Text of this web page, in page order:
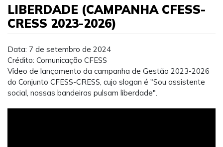
LIBERDADE (CAMPANHA CFESS-
CRESS 2023-2026)
Data: 7 de setembro de 2024
Crédito: Comunicação CFESS
Vídeo de lançamento da campanha de Gestão 2023-2026
do Conjunto CFESS-CRESS, cujo slogan é "Sou assistente
social, nossas bandeiras pulsam liberdade".